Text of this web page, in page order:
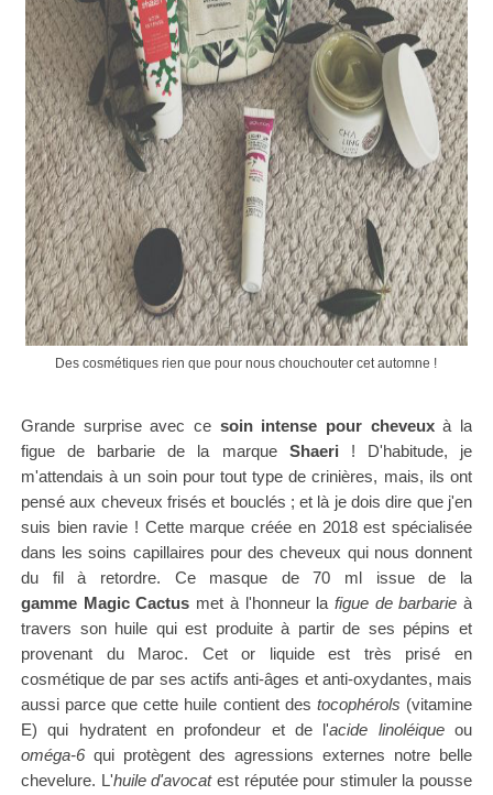
Des cosmétiques rien que pour nous chouchouter cet automne !
Grande surprise avec ce soin intense pour cheveuxà la
figue de barbarie de la marque Shaeri ! D'habitude, je
m'attendais à un soin pour tout type de crinières, mais, ils ont
pensé aux cheveux frisés et bouclés ; et là je dois dire que j'en
suis bien ravie ! Cette marque créée en 2018 est spécialisée
dans les soins capillaires pour des cheveux qui nous donnent
du fil à retordre. Ce masque de 70 ml issue de la
gamme Magic Cactus met à l'honneur la figue de barbarie à
travers son huile qui est produite à partir de ses pépins et
provenant du Maroc. Cet or liquide est très prisé en
cosmétique de par ses actifs anti-âges et anti-oxydantes, mais
aussi parce que cette huile contient des tocophérols (vitamine
E) qui hydratent en profondeur et de l'acide linoléiqueou
oméga-6qui protègent des agressions externes notre belle
chevelure. L'huile d'avocatest réputée pour stimuler la pousse